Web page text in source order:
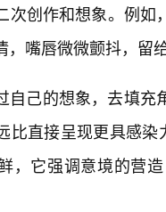
次创作和想象。例
，嘴唇微微颤抖，留
自己的想象，去填
比直接呈现更具感
，它强调意境的营